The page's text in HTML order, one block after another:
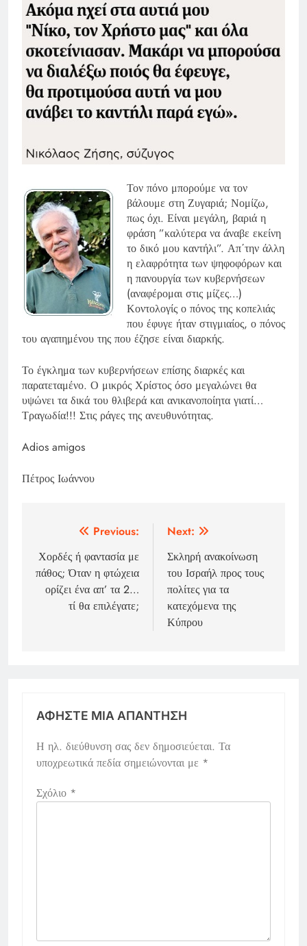
Τον πόνο μπορούμε να τον
βάλουμε στη Ζυγαριά; Νομίζω,
πως όχι. Είναι μεγάλη, βαριά η
φράση ”καλύτερα να άναβε εκείνη
το δικό μου καντήλι”. Απ΄την άλλη
η ελαφρότητα των ψηφοφόρων και
η πανουργία των κυβερνήσεων
(αναφέρομαι στις μίζες…)
Κοντολογίς ο πόνος της κοπελιάς
που έφυγε ήταν στιγμιαίος, ο πόνος
του αγαπημένου της που έζησε είναι διαρκής.
Το έγκλημα των κυβερνήσεων επίσης διαρκές και
παρατεταμένο. Ο μικρός Χρίστος όσο μεγαλώνει θα
υψώνει τα δικά του θλιβερά και ανικανοποίητα γιατί…
Τραγωδία!!! Στις ράγες της ανευθυνότητας.
Adios amigos
Πέτρος Ιωάννου
Πλοήγηση
άρθρων
Previous:
Χορδές ή φαντασία με
πάθος; Όταν η φτώχεια
ορίζει ένα απ’ τα 2…
τί θα επιλέγατε;
Next:
Σκληρή ανακοίνωση
του Ισραήλ προς τους
πολίτες για τα
κατεχόμενα της
Κύπρου
ΑΦΉΣΤΕ ΜΙΑ ΑΠΆΝΤΗΣΗ
Η ηλ. διεύθυνση σας δεν δημοσιεύεται. Τα
υποχρεωτικά πεδία σημειώνονται με *
Σχόλιο *